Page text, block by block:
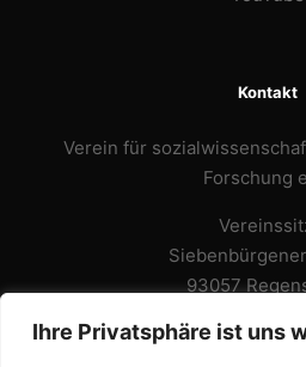
Ihre Privatsphäre ist uns
Kontakt
Verein für
Forschung
93057
Büro: